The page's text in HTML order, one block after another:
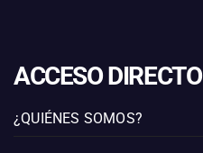
ACCESO DIRECTO
¿QUIÉNES SOMOS?